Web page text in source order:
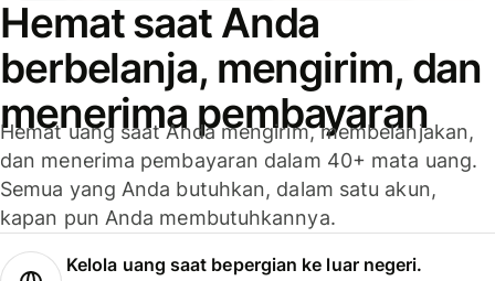
Hemat saat Anda
berbelanja, mengirim, dan
menerima pembayaran
Hemat uang saat Anda mengirim, membelanjakan,
dan menerima pembayaran dalam 40+ mata uang.
Semua yang Anda butuhkan, dalam satu akun,
kapan pun Anda membutuhkannya.
Kelola uang saat bepergian ke luar negeri.